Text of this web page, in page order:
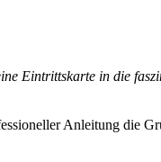
Eintrittskarte in die
Anleitung die